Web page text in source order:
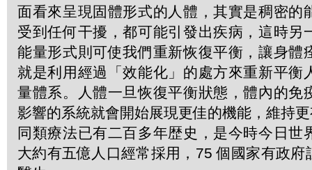
面看來呈現固體形式的人體，其實是稠密的
受到任何干擾，都可能引發出疾病，這時另
能量形式則可使我們重新恢復平衡，讓身體
就是利用經過「效能化」的處方來重新平衡
量體系。人體一旦恢復平衡狀態，體內的免
影響的系統就會開始展現更佳的機能，維持
同類療法已有二百多年歴史，是今時今日世
大約有五億人口經常採用，75 個國家有政府